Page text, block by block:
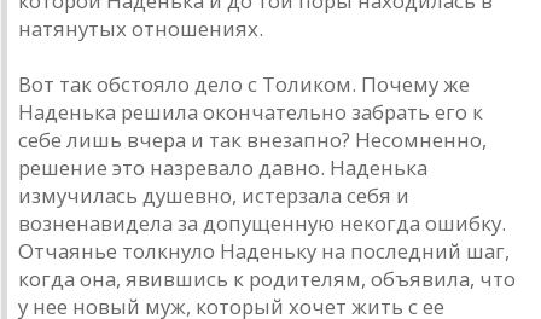
натянутых отношениях.
Вот так обстояло дело с Толиком. Почему же
Наденька решила окончательно забрать его к
себе лишь вчера и так внезапно? Несомненно,
решение это назревало давно. Наденька
измучилась душевно, истерзала себя и
возненавидела за допущенную некогда ошибку.
Отчаянье толкнуло Наденьку на последний шаг,
когда она, явившись к родителям, объявила, что
у нее новый муж, который хочет жить с ее